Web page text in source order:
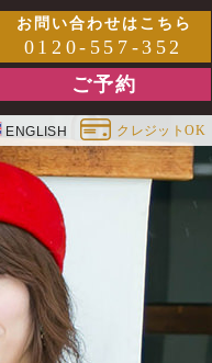
お問い合わせはこちら
0120-557-352
ご予約
ENGLISH クレジットOK